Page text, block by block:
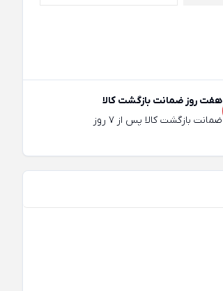
هفت روز ضمانت بازگشت کالا
ضمانت بازگشت کالا پس از 7 روز